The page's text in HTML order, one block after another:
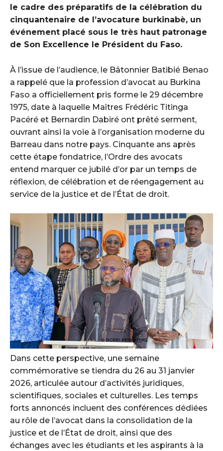
le cadre des préparatifs de la célébration du
cinquantenaire de l’avocature burkinabè, un
événement placé sous le très haut patronage
de Son Excellence le Président du Faso.
À l’issue de l’audience, le Bâtonnier Batibié Benao
a rappelé que la profession d’avocat au Burkina
Faso a officiellement pris forme le 29 décembre
1975, date à laquelle Maîtres Frédéric Titinga
Pacéré et Bernardin Dabiré ont prêté serment,
ouvrant ainsi la voie à l’organisation moderne du
Barreau dans notre pays. Cinquante ans après
cette étape fondatrice, l’Ordre des avocats
entend marquer ce jubilé d’or par un temps de
réflexion, de célébration et de réengagement au
service de la justice et de l’État de droit.
Dans cette perspective, une semaine
commémorative se tiendra du 26 au 31 janvier
2026, articulée autour d’activités juridiques,
scientifiques, sociales et culturelles. Les temps
forts annoncés incluent des conférences dédiées
au rôle de l’avocat dans la consolidation de la
justice et de l’État de droit, ainsi que des
échanges avec les étudiants et les aspirants à la